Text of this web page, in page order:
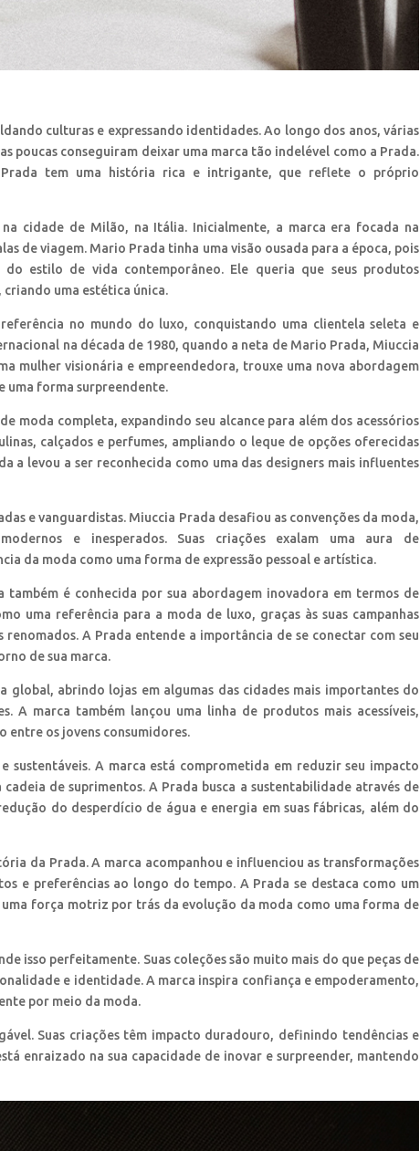
culturas e expressando identidades. Ao longo dos anos, várias
poucas conseguiram deixar uma marca tão indelével como a Prada.
Prada tem uma história rica e intrigante, que reflete o próprio
cidade de Milão, na Itália. Inicialmente, a marca era focada na
de viagem. Mario Prada tinha uma visão ousada para a época, pois
estilo de vida contemporâneo. Ele queria que seus produtos
uma estética única.
no mundo do luxo, conquistando uma clientela seleta e
na década de 1980, quando a neta de Mario Prada, Miuccia
mulher visionária e empreendedora, trouxe uma nova abordagem
uma forma surpreendente.
moda completa, expandindo seu alcance para além dos acessórios
calçados e perfumes, ampliando o leque de opções oferecidas
a levou a ser reconhecida como uma das designers mais influentes
e vanguardistas. Miuccia Prada desafiou as convenções da moda,
e inesperados. Suas criações exalam uma aura de
da moda como uma forma de expressão pessoal e artística.
também é conhecida por sua abordagem inovadora em termos de
uma referência para a moda de luxo, graças às suas campanhas
A Prada entende a importância de se conectar com seu
de sua marca.
global, abrindo lojas em algumas das cidades mais importantes do
A marca também lançou uma linha de produtos mais acessíveis,
entre os jovens consumidores.
sustentáveis. A marca está comprometida em reduzir seu impacto
de suprimentos. A Prada busca a sustentabilidade através de
do desperdício de água e energia em suas fábricas, além do
da Prada. A marca acompanhou e influenciou as transformações
e preferências ao longo do tempo. A Prada se destaca como um
força motriz por trás da evolução da moda como uma forma de
isso perfeitamente. Suas coleções são muito mais do que peças de
e identidade. A marca inspira confiança e empoderamento,
por meio da moda.
Suas criações têm impacto duradouro, definindo tendências e
enraizado na sua capacidade de inovar e surpreender, mantendo